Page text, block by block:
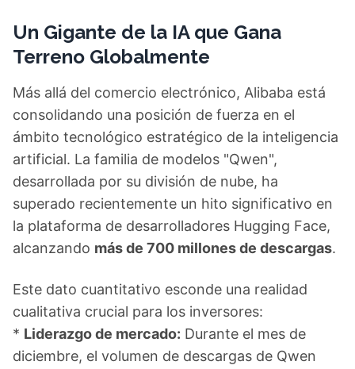
Un Gigante de la IA que Gana
Terreno Globalmente
Más allá del comercio electrónico, Alibaba está
consolidando una posición de fuerza en el
ámbito tecnológico estratégico de la inteligencia
artificial. La familia de modelos "Qwen",
desarrollada por su división de nube, ha
superado recientemente un hito significativo en
la plataforma de desarrolladores Hugging Face,
alcanzando más de 700 millones de descargas.
Este dato cuantitativo esconde una realidad
cualitativa crucial para los inversores:
* Liderazgo de mercado: Durante el mes de
diciembre, el volumen de descargas de Qwen